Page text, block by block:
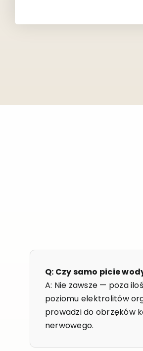
Q: Czy samo picie
A: Nie zawsze — poza
poziomu elektrolitów
prowadzi do obrzęków
nerwowego.